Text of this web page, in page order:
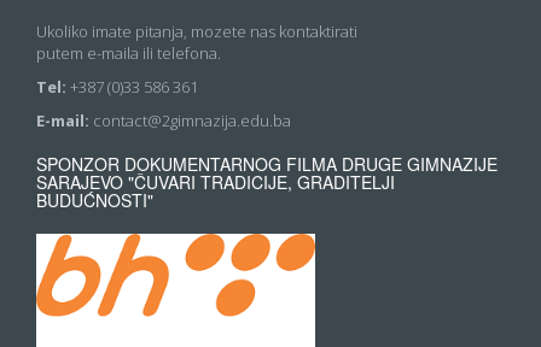
Ukoliko imate pitanja, mozete nas kontaktirati
putem e-maila ili telefona.
Tel: +387 (0)33 586 361
E-mail: contact@2gimnazija.edu.ba
SPONZOR DOKUMENTARNOG FILMA DRUGE GIMNAZIJE
SARAJEVO "ČUVARI TRADICIJE, GRADITELJI
BUDUĆNOSTI"